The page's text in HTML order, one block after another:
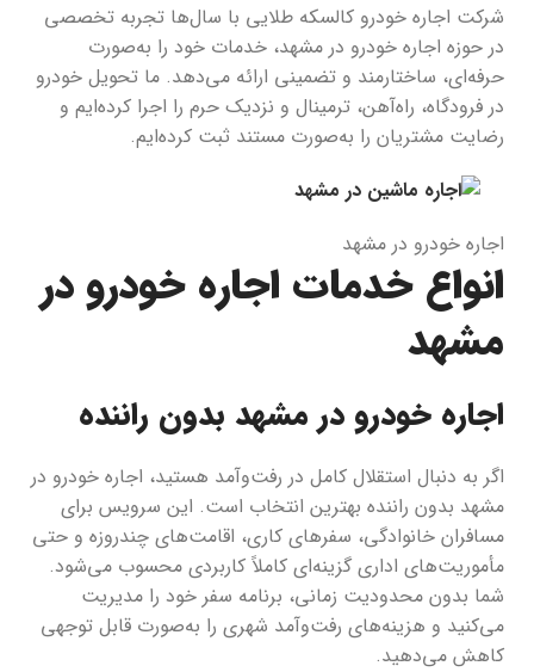
شرکت اجاره خودرو کالسکه طلایی با سال‌ها تجربه تخصصی
در حوزه اجاره خودرو در مشهد، خدمات خود را به‌صورت
حرفه‌ای، ساختارمند و تضمینی ارائه می‌دهد. ما تحویل خودرو
در فرودگاه، راه‌آهن، ترمینال و نزدیک حرم را اجرا کرده‌ایم و
رضایت مشتریان را به‌صورت مستند ثبت کرده‌ایم.
اجاره خودرو در مشهد
انواع خدمات اجاره خودرو در
مشهد
اجاره خودرو در مشهد بدون راننده
اگر به دنبال استقلال کامل در رفت‌وآمد هستید، اجاره خودرو در
مشهد بدون راننده بهترین انتخاب است. این سرویس برای
مسافران خانوادگی، سفرهای کاری، اقامت‌های چندروزه و حتی
مأموریت‌های اداری گزینه‌ای کاملاً کاربردی محسوب می‌شود.
شما بدون محدودیت زمانی، برنامه سفر خود را مدیریت
می‌کنید و هزینه‌های رفت‌وآمد شهری را به‌صورت قابل توجهی
کاهش می‌دهید.